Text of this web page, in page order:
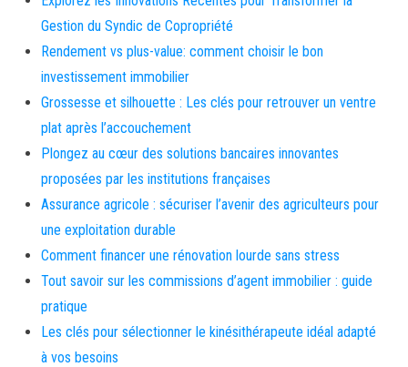
Gestion du Syndic de Copropriété
Rendement vs plus-value: comment choisir le bon
investissement immobilier
Grossesse et silhouette : Les clés pour retrouver un ventre
plat après l’accouchement
Plongez au cœur des solutions bancaires innovantes
proposées par les institutions françaises
Assurance agricole : sécuriser l’avenir des agriculteurs pour
une exploitation durable
Comment financer une rénovation lourde sans stress
Tout savoir sur les commissions d’agent immobilier : guide
pratique
Les clés pour sélectionner le kinésithérapeute idéal adapté
à vos besoins